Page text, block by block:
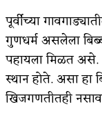
पूर्वीच्या
गुणधर्म असलेला
पहायला मिळत असे.
स्थान होते. असा हा
खिजगणतीतही